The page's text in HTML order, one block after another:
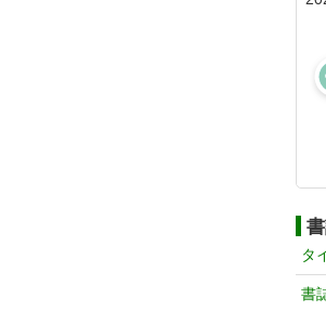
タ
書